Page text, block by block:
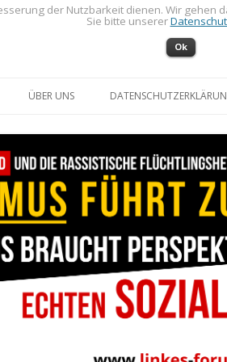
ÜBER UNS
der Nutzbarkeit dienen. Wir
Sie bitte unserer
Ok